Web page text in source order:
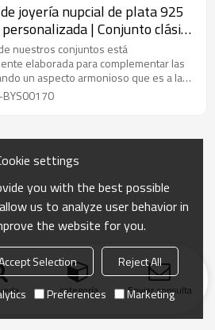
joyería nupcial de plata 925
| Conjunto clásico
circonita para mujer
nuestros conjuntos está
elaborada para complementar las
un aspecto armonioso que es a la
y elegante.
BYS00170
categoría Enviar consulta
settings
you with the best possible
us to analyze user behavior in
the website for you.
Selection
Reject All
Preferences Marketing